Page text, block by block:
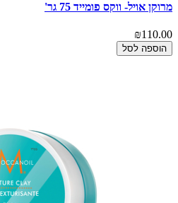
מרוקן אויל- ווקס פומייד 75 גר'
₪110.00
הוספה לסל